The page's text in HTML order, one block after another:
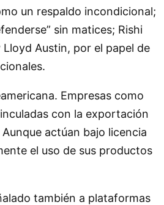
un respaldo incondicional;
sin matices; Rishi
Austin, por el papel de
Empresas como
con la exportación
actúan bajo licencia
el uso de sus productos
también a plataformas